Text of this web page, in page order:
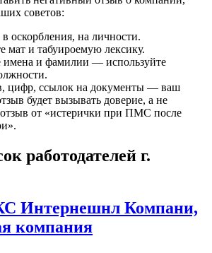
советов:
оскорбления, на личности.
мат и табуироемую лексику.
имена и фамилии — используйте
цифр, ссылок на документы — ваш
будет вызывать доверие, а не
отзыв от «истерички при ПМС после
работодателей г.
Компани,
компания